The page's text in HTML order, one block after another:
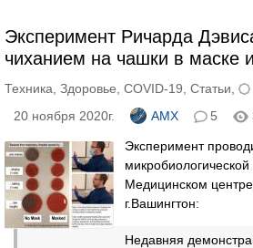
Эксперимент Ричарда
чиханием на чашки в маске
Техника Здоровье COVID-19 Статьи
20 ноября 2020г.
AMX 5
Эксперимент
Медицинском
г.Вашингтон:
Недавняя